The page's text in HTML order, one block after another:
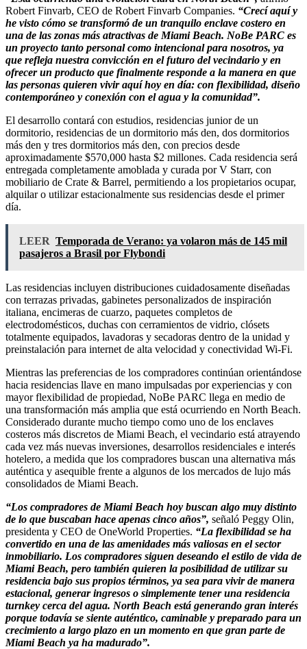
Robert Finvarb, CEO de Robert Finvarb Companies. “Crecí aquí y
he visto cómo se transformó de un tranquilo enclave costero en
una de las zonas más atractivas de Miami Beach. NoBe PARC es
un proyecto tanto personal como intencional para nosotros, ya
que refleja nuestra convicción en el futuro del vecindario y en
ofrecer un producto que finalmente responde a la manera en que
las personas quieren vivir aquí hoy en día: con flexibilidad, diseño
contemporáneo y conexión con el agua y la comunidad”.
El desarrollo contará con estudios, residencias junior de un
dormitorio, residencias de un dormitorio más den, dos dormitorios
más den y tres dormitorios más den, con precios desde
aproximadamente $570,000 hasta $2 millones. Cada residencia será
entregada completamente amoblada y curada por V Starr, con
mobiliario de Crate & Barrel, permitiendo a los propietarios ocupar,
alquilar o utilizar estacionalmente sus residencias desde el primer
día.
LEER Temporada de Verano: ya volaron más de 145 mil
pasajeros a Brasil por Flybondi
Las residencias incluyen distribuciones cuidadosamente diseñadas
con terrazas privadas, gabinetes personalizados de inspiración
italiana, encimeras de cuarzo, paquetes completos de
electrodomésticos, duchas con cerramientos de vidrio, clósets
totalmente equipados, lavadoras y secadoras dentro de la unidad y
preinstalación para internet de alta velocidad y conectividad Wi-Fi.
Mientras las preferencias de los compradores continúan orientándose
hacia residencias llave en mano impulsadas por experiencias y con
mayor flexibilidad de propiedad, NoBe PARC llega en medio de
una transformación más amplia que está ocurriendo en North Beach.
Considerado durante mucho tiempo como uno de los enclaves
costeros más discretos de Miami Beach, el vecindario está atrayendo
cada vez más nuevas inversiones, desarrollos residenciales e interés
hotelero, a medida que los compradores buscan una alternativa más
auténtica y asequible frente a algunos de los mercados de lujo más
consolidados de Miami Beach.
“Los compradores de Miami Beach hoy buscan algo muy distinto
de lo que buscaban hace apenas cinco años”, señaló Peggy Olin,
presidenta y CEO de OneWorld Properties. “La flexibilidad se ha
convertido en una de las amenidades más valiosas en el sector
inmobiliario. Los compradores siguen deseando el estilo de vida de
Miami Beach, pero también quieren la posibilidad de utilizar su
residencia bajo sus propios términos, ya sea para vivir de manera
estacional, generar ingresos o simplemente tener una residencia
turnkey cerca del agua. North Beach está generando gran interés
porque todavía se siente auténtico, caminable y preparado para un
crecimiento a largo plazo en un momento en que gran parte de
Miami Beach ya ha madurado”.